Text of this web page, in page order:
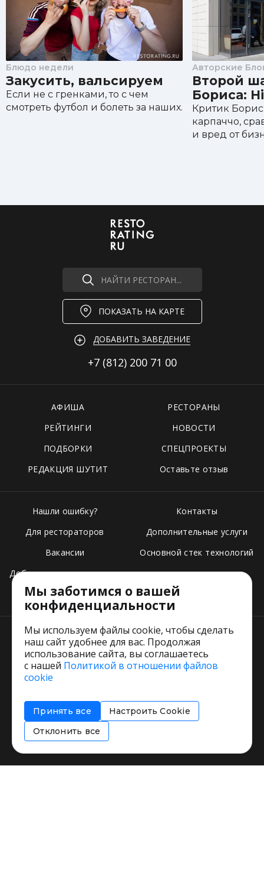
Блюдо недели
Закусить, вальсируем
Если не с гренками, то с чем
смотреть футбол и болеть за наших.
Авторские
Второй
Бориса:
Критик
карпаччо,
и вред от
НАЙТИ РЕСТОРАН...
ПОКАЗАТЬ НА КАРТЕ
ДОБАВИТЬ ЗАВЕДЕНИЕ
+7 (812) 200 71 00
АФИША
РЕСТОРАНЫ
РЕЙТИНГИ
НОВОСТИ
ПОДБОРКИ
СПЕЦПРОЕКТЫ
РЕДАКЦИЯ ШУТИТ
Оставьте отзыв
Нашли ошибку?
Для рестораторов
Вакансии
Добавить свое заведение
Тарифы
Контакты
Дополнительные услуги
Основной стек технологий
Пользовательское соглашение
Соглашение об информировании
Политика использования cookies
Мы заботимся о вашей
конфиденциальности
Мы используем файлы cookie, чтобы сделать
наш сайт удобнее для вас. Продолжая
использование сайта, вы соглашаетесь
с нашей Политикой в отношении файлов
cookie
Принять все
Настроить Cookie
Отклонить все